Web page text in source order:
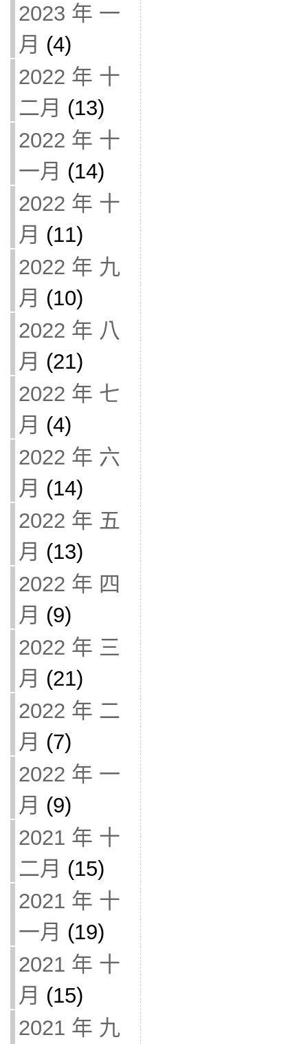
2023 年 一
月 (4)
2022 年 十
二月 (13)
2022 年 十
一月 (14)
2022 年 十
月 (11)
2022 年 九
月 (10)
2022 年 八
月 (21)
2022 年 七
月 (4)
2022 年 六
月 (14)
2022 年 五
月 (13)
2022 年 四
月 (9)
2022 年 三
月 (21)
2022 年 二
月 (7)
2022 年 一
月 (9)
2021 年 十
二月 (15)
2021 年 十
一月 (19)
2021 年 十
月 (15)
2021 年 九